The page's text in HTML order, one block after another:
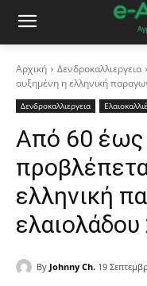
Αρχική Δενδροκαλλιεργεια
αυξημένη η ελληνική
Δενδροκαλλιεργεια
Από 60 έως
ελληνική
By Johnny Ch. 19